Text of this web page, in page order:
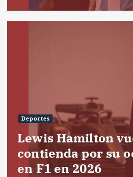
Deportes
Lewis Hamilton
contienda por su
en F1 en 2026